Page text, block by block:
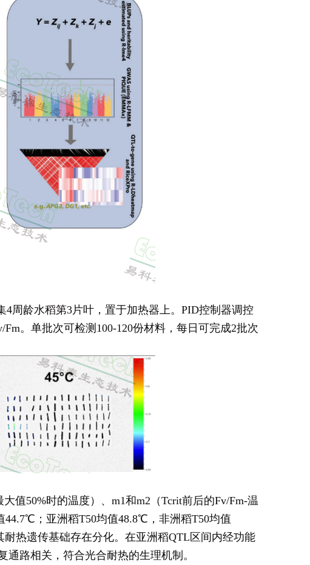
周龄水稻第3片叶，置于加热器上。PID控制器调控
。单批次可检测100-120份材料，每日可完成2批次
值50%时的温度）、m1和m2（Tcrit前后的Fv/Fm-温
；亚洲稻T50均值48.8℃，非洲稻T50均值
热遗传基础存在分化。在亚洲稻QTL区间内经功能
路相关，符合光合耐热的生理机制。